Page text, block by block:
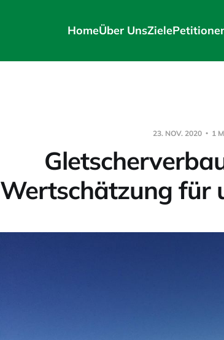
HomeÜber UnsZiele
23. NOV. 2020 1
Wertschätzung für